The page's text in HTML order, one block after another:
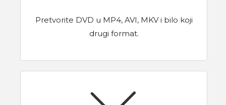
Pretvorite DVD u MP4, AVI, MKV i bilo koji
drugi format.